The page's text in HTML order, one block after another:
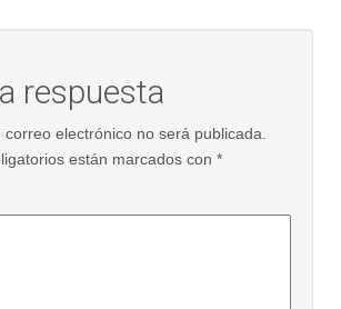
respuesta
electrónico no será publicada.
están marcados con *